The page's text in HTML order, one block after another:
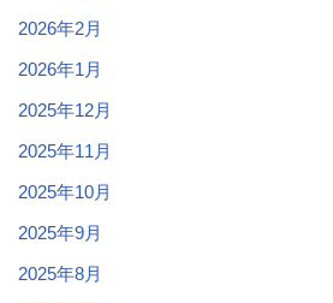
2026年2月
2026年1月
2025年12月
2025年11月
2025年10月
2025年9月
2025年8月